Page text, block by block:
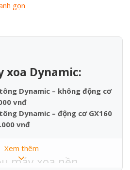
gọn
xoa Dynamic:
Dynamic – không động cơ
vnđ
Dynamic – động cơ GX160
vnđ
máy xoa nền
Xem thêm